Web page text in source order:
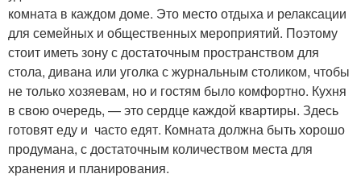
комната в каждом доме. Это место отдыха и релаксации
для семейных и общественных мероприятий. Поэтому
стоит иметь зону с достаточным пространством для
стола, дивана или уголка с журнальным столиком, чтобы
не только хозяевам, но и гостям было комфортно. Кухня
в свою очередь, — это сердце каждой квартиры. Здесь
готовят еду и часто едят. Комната должна быть хорошо
продумана, с достаточным количеством места для
хранения и планирования.